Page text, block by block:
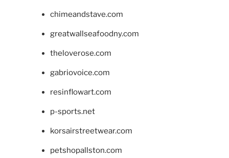
chimeandstave.com
greatwallseafoodny.com
theloverose.com
gabriovoice.com
resinflowart.com
p-sports.net
korsairstreetwear.com
petshopallston.com